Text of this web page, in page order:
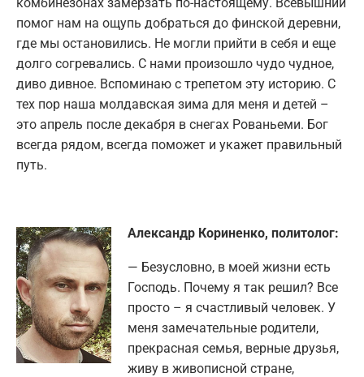
помог нам на ощупь добраться до финской деревни,
где мы остановились. Не могли прийти в себя и еще
долго согревались. С нами произошло чудо чудное,
диво дивное. Вспоминаю с трепетом эту историю. С
тех пор наша молдавская зима для меня и детей –
это апрель после декабря в снегах Рованьеми. Бог
всегда рядом, всегда поможет и укажет правильный
путь.
Александр Кориненко, политолог:
— Безусловно, в моей жизни есть
Господь. Почему я так решил? Все
просто – я счастливый человек. У
меня замечательные родители,
прекрасная семья, верные друзья,
живу в живописной стране,